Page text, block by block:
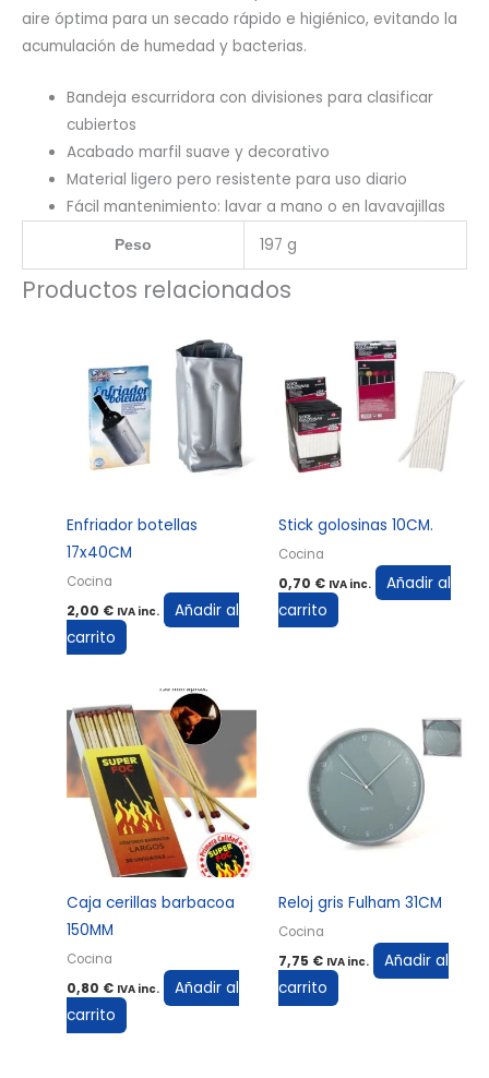
aire óptima para un secado rápido e higiénico, evitando la
acumulación de humedad y bacterias.
Bandeja escurridora con divisiones para clasificar
cubiertos
Acabado marfil suave y decorativo
Material ligero pero resistente para uso diario
Fácil mantenimiento: lavar a mano o en lavavajillas
Peso 197 g
Productos relacionados
Enfriador botellas
17x40CM
Cocina
2,00 € IVA inc.
Añadir al
carrito
Stick golosinas 10CM.
Cocina
0,70 € IVA inc.
Añadir al
carrito
Caja cerillas barbacoa
150MM
Cocina
0,80 € IVA inc.
Añadir al
carrito
Reloj gris Fulham 31CM
Cocina
7,75 € IVA inc.
Añadir al
carrito